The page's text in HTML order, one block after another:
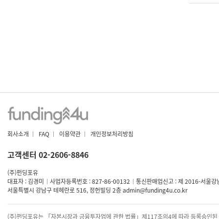
회사소개 | FAQ | 이용약관 | 개인정보처리방침
고객센터 02-2606-8846
(주)펀딩포유
대표자 : 김경미 | 사업자등록번호 : 827-86-00132 | 통신판매업신고 : 제 2016-서울
서울특별시 강남구 테헤란로 516, 정헌빌딩 2층admin@funding4u.co.kr
(주)펀딩포유는 「자본시장과 금융투자업에 관한 법률」제117조의4에 따라 등록승인